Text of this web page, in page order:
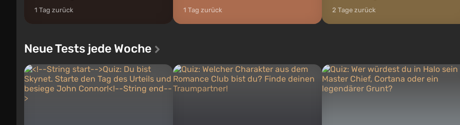
1 Tag zurück 1 Tag zurück 2 Tage zurück
Neue Tests jede Woche